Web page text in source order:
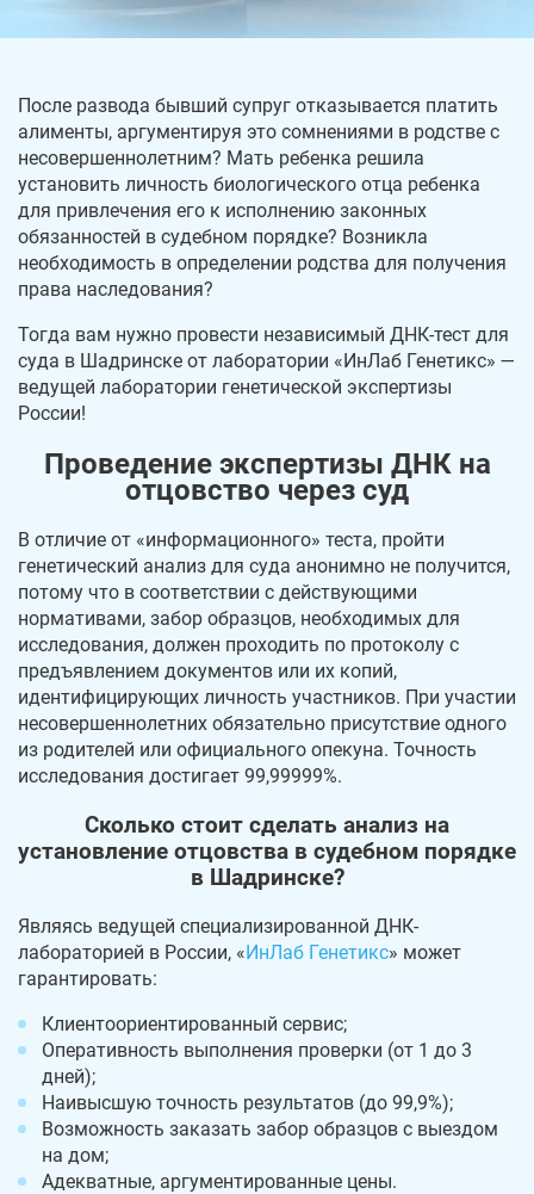
После развода бывший супруг отказывается платить
алименты, аргументируя это сомнениями в родстве с
несовершеннолетним? Мать ребенка решила
установить личность биологического отца ребенка
для привлечения его к исполнению законных
обязанностей в судебном порядке? Возникла
необходимость в определении родства для получения
права наследования?
Тогда вам нужно провести независимый ДНК-тест для
суда в Шадринске от лаборатории «ИнЛаб Генетикс» —
ведущей лаборатории генетической экспертизы
России!
Проведение экспертизы ДНК на
отцовство через суд
В отличие от «информационного» теста, пройти
генетический анализ для суда анонимно не получится,
потому что в соответствии с действующими
нормативами, забор образцов, необходимых для
исследования, должен проходить по протоколу с
предъявлением документов или их копий,
идентифицирующих личность участников. При участии
несовершеннолетних обязательно присутствие одного
из родителей или официального опекуна. Точность
исследования достигает 99,99999%.
Сколько стоит сделать анализ на
установление отцовства в судебном порядке
в Шадринске?
Являясь ведущей специализированной ДНК-
лабораторией в России, «ИнЛаб Генетикс» может
гарантировать:
Клиентоориентированный сервис;
Оперативность выполнения проверки (от 1 до 3
дней);
Наивысшую точность результатов (до 99,9%);
Возможность заказать забор образцов с выездом
на дом;
Адекватные, аргументированные цены.